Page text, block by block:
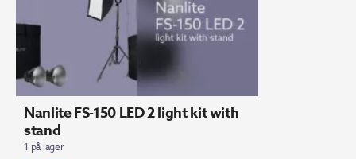
Nanlite FS-150 LED 2 light kit with
stand
1 på lager